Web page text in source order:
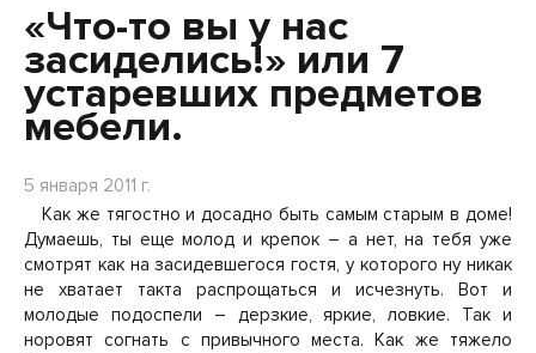
«Что-то вы у нас
засиделись!» или 7
устаревших предметов
мебели.
5 января 2011 г.
Как же тягостно и досадно быть самым старым в доме!
Думаешь, ты еще молод и крепок – а нет, на тебя уже
смотрят как на засидевшегося гостя, у которого ну никак
не хватает такта распрощаться и исчезнуть. Вот и
молодые подоспели – дерзкие, яркие, ловкие. Так и
норовят согнать с привычного места. Как же тяжело